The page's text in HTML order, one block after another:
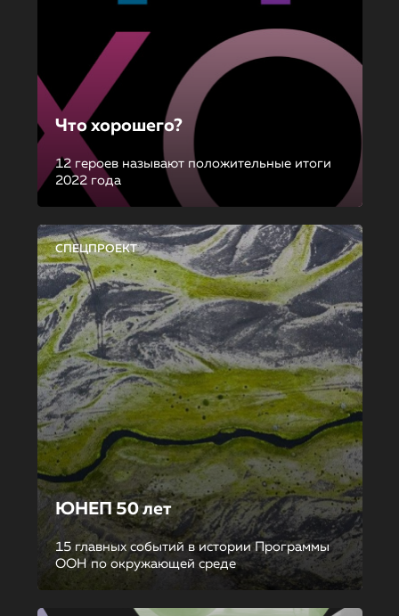
Что хорошего?
12 героев называют положительные итоги
2022 года
СПЕЦПРОЕКТ
ЮНЕП 50 лет
15 главных событий в истории Программы
ООН по окружающей среде